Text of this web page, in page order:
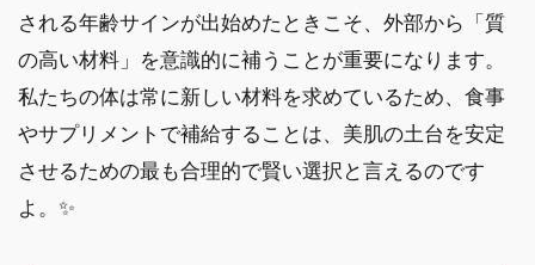
される年齢サインが出始めたときこそ、外部から「質
の高い材料」を意識的に補うことが重要になります。
私たちの体は常に新しい材料を求めているため、食事
やサプリメントで補給することは、美肌の土台を安定
させるための最も合理的で賢い選択と言えるのです
よ。✨